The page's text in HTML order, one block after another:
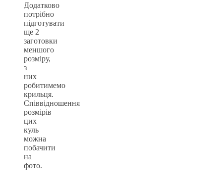
Додатково
потрібно
підготувати
ще 2
заготовки
меншого
розміру,
з
них
робитимемо
крильця.
Співвідношення
розмірів
цих
куль
можна
побачити
на
фото.